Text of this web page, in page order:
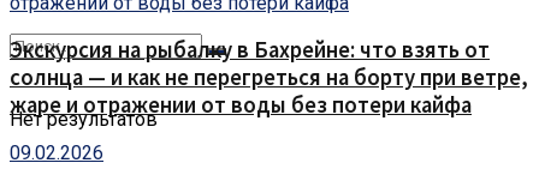
Нет результатов
Экскурсия на рыбалку в Бахрейне: что взять от
солнца — и как не перегреться на борту при ветре,
жаре и отражении от воды без потери кайфа
09.02.2026